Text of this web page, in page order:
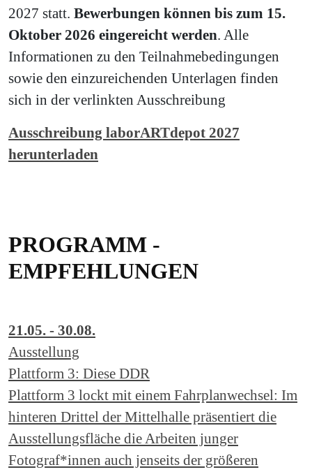
2027 statt. Bewerbungen können bis zum 15.
Oktober 2026 eingereicht werden. Alle
Informationen zu den Teilnahmebedingungen
sowie den einzureichenden Unterlagen finden
sich in der verlinkten Ausschreibung
Ausschreibung laborARTdepot 2027
herunterladen
PROGRAMM -
EMPFEHLUNGEN
21.05. - 30.08.
Ausstellung
Plattform 3: Diese DDR
Plattform 3 lockt mit einem Fahrplanwechsel: Im
hinteren Drittel der Mittelhalle präsentiert die
Ausstellungsfläche die Arbeiten junger
Fotograf*innen auch jenseits der größeren